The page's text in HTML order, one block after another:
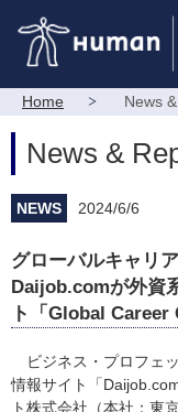
Home News
News &
NEWS 2024/6/6
グローバルキャリ
Daijob.comが外資
ト「Global Career
ビジネス・プロフェ
情報サイト「
ト株式会社（本社：東